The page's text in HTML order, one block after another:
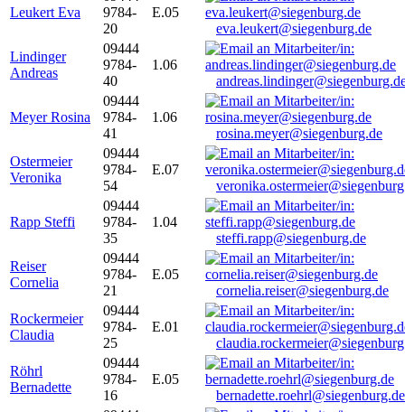
Leukert Eva
9784-
20
E.05
eva.leukert@siegenburg.de
Lindinger
Andreas
09444
9784-
40
1.06
Meyer Rosina
09444
9784-
41
1.06
rosina.meyer@siegenburg.de
Ostermeier
Veronika
09444
9784-
54
E.07
Rapp Steffi
09444
9784-
35
1.04
steffi.rapp@siegenburg.de
Reiser
Cornelia
09444
9784-
21
E.05
cornelia.reiser@siegenburg.de
Rockermeier
Claudia
09444
9784-
25
E.01
Röhrl
Bernadette
09444
9784-
16
E.05
bernadette.roehrl@siegenburg.de